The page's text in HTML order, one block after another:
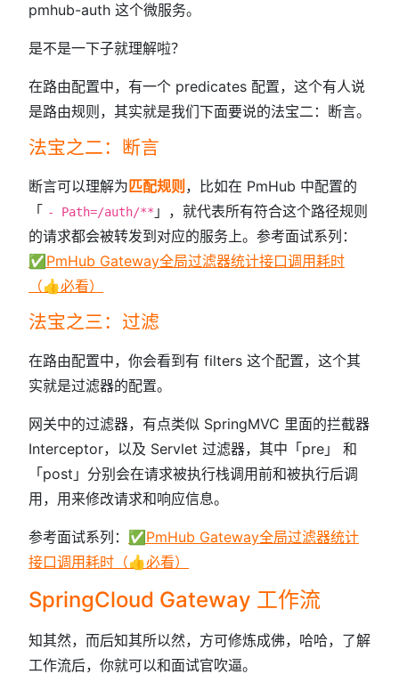
pmhub-auth 这个微服务。
是不是一下子就理解啦？
在路由配置中，有一个 predicates 配置，这个有人说
是路由规则，其实就是我们下面要说的法宝二：断言。
法宝之二：断言
断言可以理解为 匹配规则 ，比如在 PmHub 中配置的
「 - Path=/auth/** 」，就代表所有符合这个路径规则
的请求都会被转发到对应的服务上。参考面试系列：
✅PmHub Gateway全局过滤器统计接口调用耗时
（👍必看）
法宝之三：过滤
在路由配置中，你会看到有 filters 这个配置，这个其
实就是过滤器的配置。
网关中的过滤器，有点类似 SpringMVC 里面的拦截器
Interceptor，以及 Servlet 过滤器，其中「pre」 和
「post」分别会在请求被执行栈调用前和被执行后调
用，用来修改请求和响应信息。
参考面试系列： ✅PmHub Gateway全局过滤器统计
接口调用耗时（👍必看）
SpringCloud Gateway 工作流
知其然，而后知其所以然，方可修炼成佛，哈哈，了解
工作流后，你就可以和面试官吹逼。